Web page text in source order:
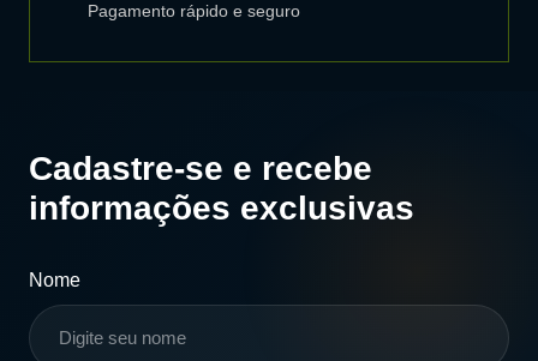
Pagamento rápido e seguro
Cadastre-se e recebe
informações exclusivas
Nome